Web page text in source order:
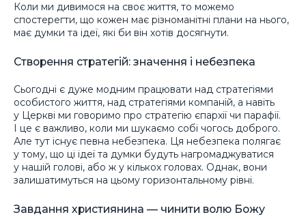
Коли ми дивимося на своє життя, то можемо
спостерегти, що кожен має різноманітні плани на нього,
має думки та ідеї, які би він хотів досягнути.
Створення стратегій: значення і небезпека
Сьогодні є дуже модним працювати над стратегіями
особистого життя, над стратегіями компаній, а навіть
у Церкві ми говоримо про стратегію єпархії чи парафії.
І це є важливо, коли ми шукаємо собі чогось доброго.
Але тут існує певна небезпека. Ця небезпека полягає
у тому, що ці ідеї та думки будуть нагромаджуватися
у нашій голові, або ж у кількох головах. Однак, вони
залишатимуться на цьому горизонтальному рівні.
Завдання християнина — чинити волю Божу